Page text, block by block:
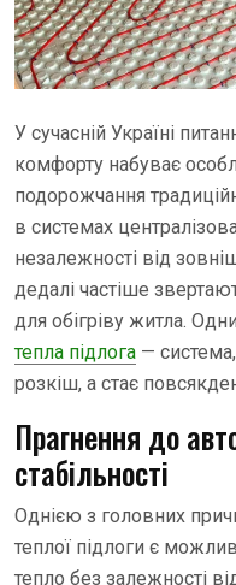
У сучасній Україні
комфорту набуває
подорожчання
в системах
незалежності від
дедалі частіше
для обігріву житла.
тепла підлога —
розкіш, а стає
Прагнення до
стабільності
Однією з головних
теплої підлоги є
тепло без залежності